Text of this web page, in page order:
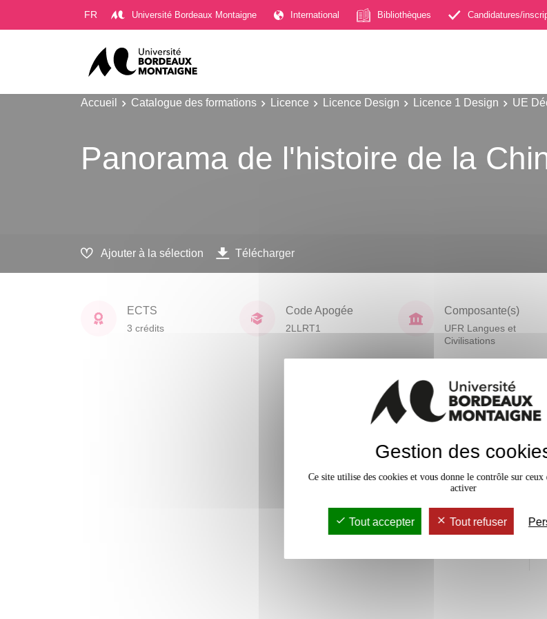
FR Université Bordeaux Montaigne International Bibliothèques Candidatures/
Accueil Catalogue des formations Licence Licence Design Licence 1 Design UE
Panorama de l'histoire de la
Ajouter à la sélection Télécharger
ECTS
3 crédits
Code Apogée
2LLRT1
Composante(s)
UFR Langues et
Civilisations
Gestion des
Ce site utilise des cookies et vous donne le contrôle sur ceux
activer
Tout accepter Tout refuser